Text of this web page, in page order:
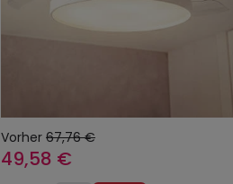
Vorher 67,76 €
49,58 €